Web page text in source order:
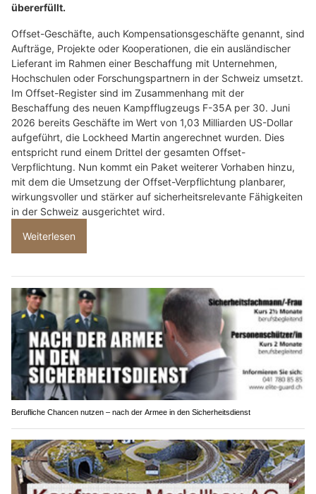
übererfüllt.
Offset-Geschäfte, auch Kompensationsgeschäfte genannt, sind
Aufträge, Projekte oder Kooperationen, die ein ausländischer
Lieferant im Rahmen einer Beschaffung mit Unternehmen,
Hochschulen oder Forschungspartnern in der Schweiz umsetzt.
Im Offset-Register sind im Zusammenhang mit der
Beschaffung des neuen Kampfflugzeugs F-35A per 30. Juni
2026 bereits Geschäfte im Wert von 1,03 Milliarden US-Dollar
aufgeführt, die Lockheed Martin angerechnet wurden. Dies
entspricht rund einem Drittel der gesamten Offset-
Verpflichtung. Nun kommt ein Paket weiterer Vorhaben hinzu,
mit dem die Umsetzung der Offset-Verpflichtung planbarer,
wirkungsvoller und stärker auf sicherheitsrelevante Fähigkeiten
in der Schweiz ausgerichtet wird.
Weiterlesen
Berufliche Chancen nutzen – nach der Armee in den Sicherheitsdienst